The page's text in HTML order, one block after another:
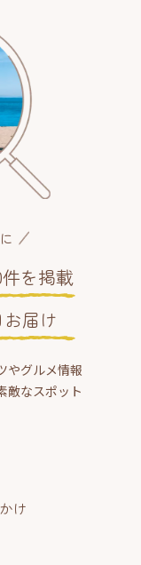
を掲載
届け
やグルメ情報
敵なスポット
け